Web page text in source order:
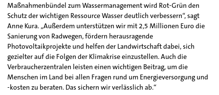
Maßnahmenbündel zum Wassermanagement wird Rot-Grün den
Schutz der wichtigen Ressource Wasser deutlich verbessern“, sagt
Anne Kura. „Außerdem unterstützen wir mit 2,5 Millionen Euro die
Sanierung von Radwegen, fördern herausragende
Photovoltaikprojekte und helfen der Landwirtschaft dabei, sich
gezielter auf die Folgen der Klimakrise einzustellen. Auch die
Verbraucherzentralen leisten einen wichtigen Beitrag, um die
Menschen im Land bei allen Fragen rund um Energieversorgung und
-kosten zu beraten. Das sichern wir verlässlich ab.“